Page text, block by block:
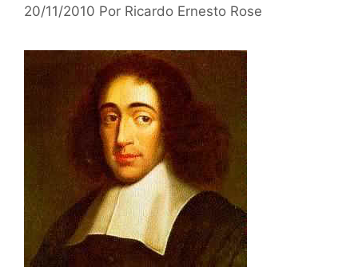
20/11/2010 Por Ricardo Ernesto Rose